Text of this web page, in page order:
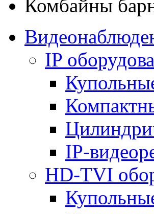
Комбайны
IP
IP-
HD-TVI